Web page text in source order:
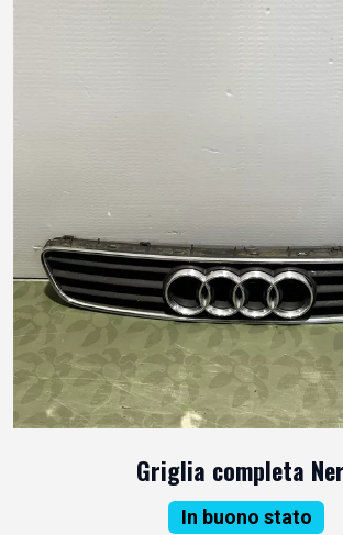
Griglia completa
In buono stato